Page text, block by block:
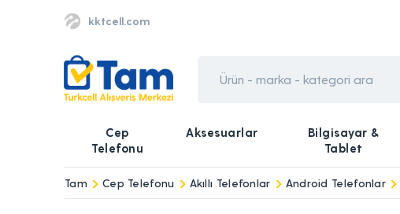
kktcell.com
Cep
Telefonu
Aksesuarlar
Bilgisayar &
Tablet
Tam Cep Telefonu Akıllı Telefonlar Android Telefonlar